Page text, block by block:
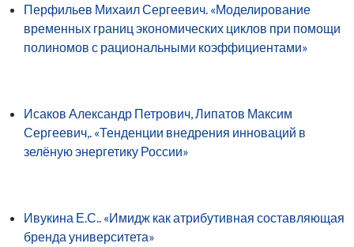
Перфильев Михаил Сергеевич. «Моделирование
временных границ экономических циклов при помощи
полиномов с рациональными коэффициентами»
Исаков Александр Петрович, Липатов Максим
Сергеевич,. «Тенденции внедрения инноваций в
зелёную энергетику России»
Ивукина Е.С.. «Имидж как атрибутивная составляющая
бренда университета»